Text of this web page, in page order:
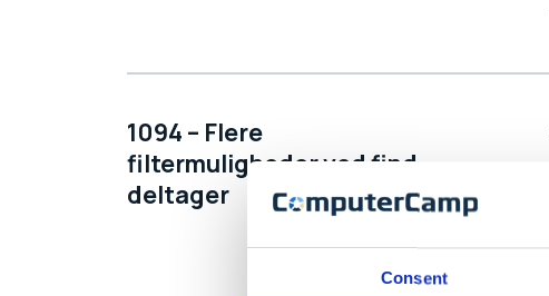
Consent
1094 – Flere
filtermuligheder ved find
deltager